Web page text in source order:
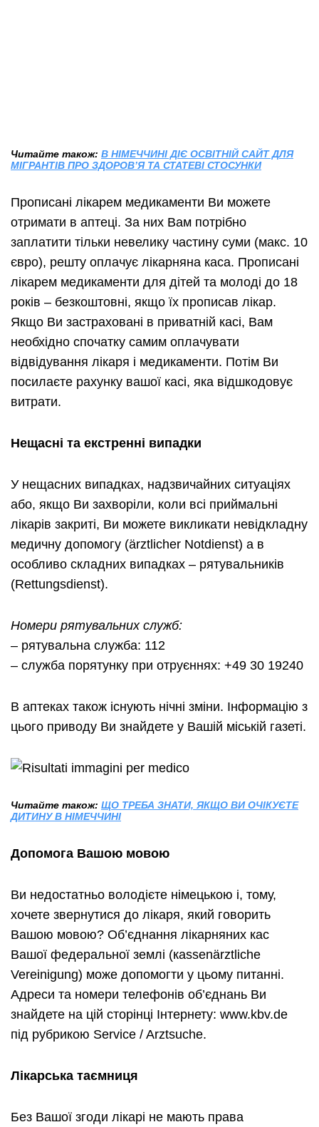
Читайте також: В НІМЕЧЧИНІ ДІЄ ОСВІТНІЙ САЙТ ДЛЯ
МІГРАНТІВ ПРО ЗДОРОВ’Я ТА СТАТЕВІ СТОСУНКИ
Прописані лікарем медикаменти Ви можете
отримати в аптеці. За них Вам потрібно
заплатити тільки невелику частину суми (макс. 10
євро), решту оплачує лікарняна каса. Прописані
лікарем медикаменти для дітей та молоді до 18
років – безкоштовні, якщо їх прописав лікар.
Якщо Ви застраховані в приватній касі, Вам
необхідно спочатку самим оплачувати
відвідування лікаря і медикаменти. Потім Ви
посилаєте рахунку вашої касі, яка відшкодовує
витрати.
Нещасні та екстренні випадки
У нещасних випадках, надзвичайних ситуаціях
або, якщо Ви захворіли, коли всі приймальні
лікарів закриті, Ви можете викликати невідкладну
медичну допомогу (ärztlicher Notdienst) а в
особливо складних випадках – рятувальників
(Rettungsdienst).
Номери рятувальних служб:
– рятувальна служба: 112
– служба порятунку при отруєннях: +49 30 19240
В аптеках також існують нічні зміни. Інформацію з
цього приводу Ви знайдете у Вашій міській газеті.
Читайте також: ЩО ТРЕБА ЗНАТИ, ЯКЩО ВИ ОЧІКУЄТЕ
ДИТИНУ В НІМЕЧЧИНІ
Допомога Вашою мовою
Ви недостатньо володієте німецькою і, тому,
хочете звернутися до лікаря, який говорить
Вашою мовою? Об’єднання лікарняних кас
Вашої федеральної землі (кassenärztliche
Vereinigung) може допомогти у цьому питанні.
Адреси та номери телефонів об’єднань Ви
знайдете на цій сторінці Інтернету: www.kbv.de
під рубрикою Service / Arztsuche.
Лікарська таємниця
Без Вашої згоди лікарі не мають права